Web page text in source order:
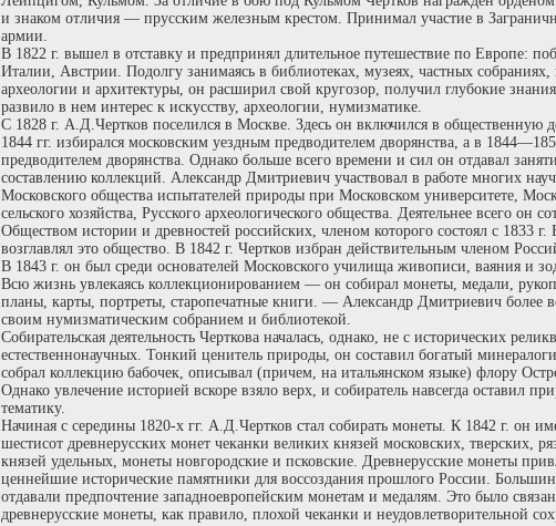
и знаком отличия — прусским железным крестом. Принимал участие в
армии.
В 1822 г. вышел в отставку и предпринял длительное путешествие по Европе:
Италии, Австрии. Подолгу занимаясь в библиотеках, музеях, частных собраниях,
археологии и архитектуры, он расширил свой кругозор, получил глубокие
развило в нем интерес к искусству, археологии, нумизматике.
С 1828 г. А.Д.Чертков поселился в Москве. Здесь он включился в общественную
1844 гг. избирался московским уездным предводителем дворянства, а в
предводителем дворянства. Однако больше всего времени и сил он отдавал
составлению коллекций. Александр Дмитриевич участвовал в работе многих
Московского общества испытателей природы при Московском университете,
сельского хозяйства, Русского археологического общества. Деятельнее всего он
Обществом истории и древностей российских, членом которого состоял с 1833
возглавлял это общество. В 1842 г. Чертков избран действительным членом
В 1843 г. он был среди основателей Московского училища живописи, ваяния и
Всю жизнь увлекаясь коллекционированием — он собирал монеты, медали,
планы, карты, портреты, старопечатные книги. — Александр Дмитриевич более
своим нумизматическим собранием и библиотекой.
Собирательская деятельность Черткова началась, однако, не с исторических
естественнонаучных. Тонкий ценитель природы, он составил богатый
собрал коллекцию бабочек, описывал (причем, на итальянском языке) флору
Однако увлечение историей вскоре взяло верх, и собиратель навсегда оставил
тематику.
Начиная с середины 1820-х гг. А.Д.Чертков стал собирать монеты. К 1842 г. он
шестисот древнерусских монет чеканки великих князей московских, тверских,
князей удельных, монеты новгородские и псковские. Древнерусские монеты
ценнейшие исторические памятники для воссоздания прошлого России.
отдавали предпочтение западноевропейским монетам и медалям. Это было
древнерусские монеты, как правило, плохой чеканки и неудовлетворительной